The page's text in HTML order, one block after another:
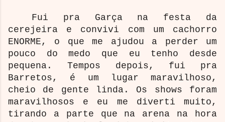
Fui pra Garça na festa da
cerejeira e convivi com um cachorro
ENORME, o que me ajudou a perder um
pouco do medo que eu tenho desde
pequena. Tempos depois, fui pra
Barretos, é um lugar maravilhoso,
cheio de gente linda. Os shows foram
maravilhosos e eu me diverti muito,
tirando a parte que na arena na hora